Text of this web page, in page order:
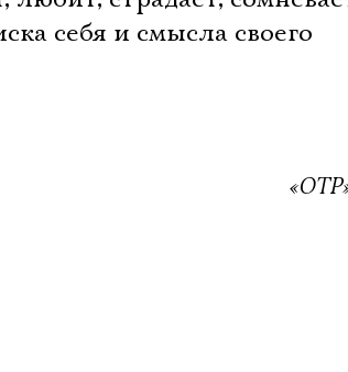
себя и смысла своего